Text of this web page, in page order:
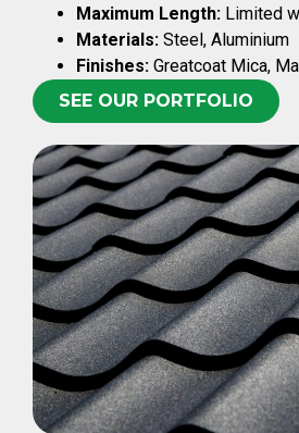
Maximum Length: Limited
Materials: Steel, Aluminium
Finishes: Greatcoat Mica,
SEE OUR PORTFOLIO